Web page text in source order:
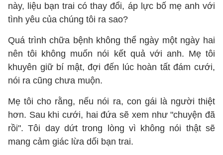
này, liệu bạn trai có thay đổi, áp lực bố mẹ anh với
tình yêu của chúng tôi ra sao?
Quá trình chữa bệnh không thể ngày một ngày hai
nên tôi không muốn nói kết quả với anh. Mẹ tôi
khuyên giữ bí mật, đợi đến lúc hoàn tất đám cưới,
nói ra cũng chưa muộn.
Mẹ tôi cho rằng, nếu nói ra, con gái là người thiệt
hơn. Sau khi cưới, hai đứa sẽ xem như "chuyện đã
rồi". Tôi day dứt trong lòng vì không nói thật sẽ
mang cảm giác lừa dối bạn trai.